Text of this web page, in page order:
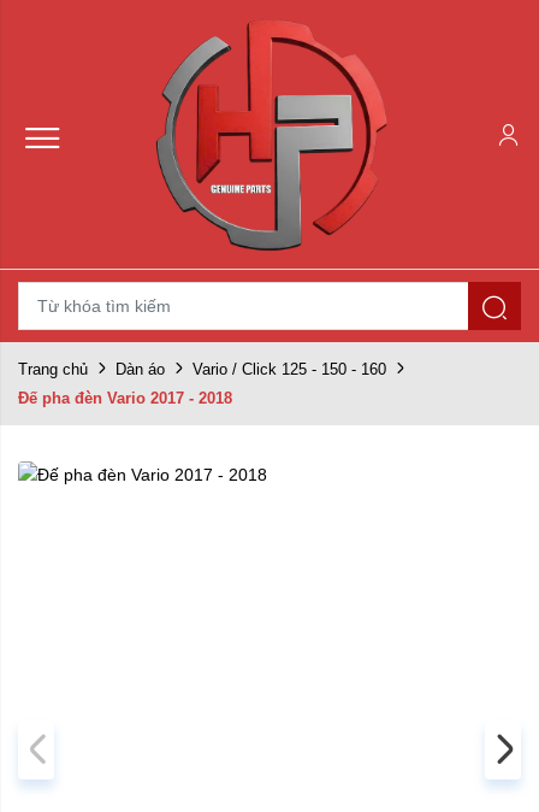
Trang chủ Dàn áo
Vario / Click 125 - 150 - 160
Đế pha đèn Vario 2017 - 2018